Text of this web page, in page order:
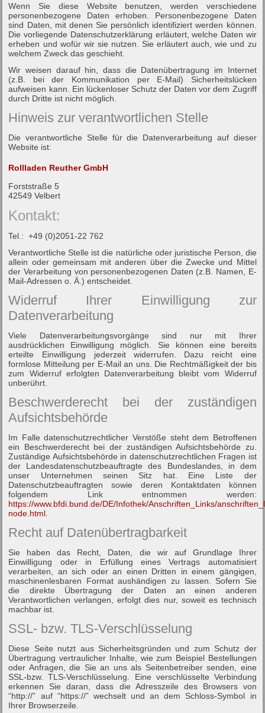
Wenn Sie diese Website benutzen, werden verschiedene
personenbezogene Daten erhoben. Personenbezogene Daten
sind Daten, mit denen Sie persönlich identifiziert werden können.
Die vorliegende Datenschutzerklärung erläutert, welche Daten wir
erheben und wofür wir sie nutzen. Sie erläutert auch, wie und zu
welchem Zweck das geschieht.
Wir weisen darauf hin, dass die Datenübertragung im Internet
(z.B. bei der Kommunikation per E-Mail) Sicherheitslücken
aufweisen kann. Ein lückenloser Schutz der Daten vor dem Zugriff
durch Dritte ist nicht möglich.
Hinweis zur verantwortlichen Stelle
Die verantwortliche Stelle für die Datenverarbeitung auf dieser
Website ist:
Rollladen Reuther GmbH
Forststraße 5
42549 Velbert
Kontakt:
Tel.: +49 (0)2051-22 762
Verantwortliche Stelle ist die natürliche oder juristische Person, die
allein oder gemeinsam mit anderen über die Zwecke und Mittel
der Verarbeitung von personenbezogenen Daten (z.B. Namen, E-
Mail-Adressen o. Ä.) entscheidet.
Widerruf Ihrer Einwilligung zur
Datenverarbeitung
Viele Datenverarbeitungsvorgänge sind nur mit Ihrer
ausdrücklichen Einwilligung möglich. Sie können eine bereits
erteilte Einwilligung jederzeit widerrufen. Dazu reicht eine
formlose Mitteilung per E-Mail an uns. Die Rechtmäßigkeit der bis
zum Widerruf erfolgten Datenverarbeitung bleibt vom Widerruf
unberührt.
Beschwerderecht bei der zuständigen
Aufsichtsbehörde
Im Falle datenschutzrechtlicher Verstöße steht dem Betroffenen
ein Beschwerderecht bei der zuständigen Aufsichtsbehörde zu.
Zuständige Aufsichtsbehörde in datenschutzrechtlichen Fragen ist
der Landesdatenschutzbeauftragte des Bundeslandes, in dem
unser Unternehmen seinen Sitz hat. Eine Liste der
Datenschutzbeauftragten sowie deren Kontaktdaten können
folgendem Link entnommen werden:
https://www.bfdi.bund.de/DE/Infothek/Anschriften_Links/
node.html
Recht auf Datenübertragbarkeit
Sie haben das Recht, Daten, die wir auf Grundlage Ihrer
Einwilligung oder in Erfüllung eines Vertrags automatisiert
verarbeiten, an sich oder an einen Dritten in einem gängigen,
maschinenlesbaren Format aushändigen zu lassen. Sofern Sie
die direkte Übertragung der Daten an einen anderen
Verantwortlichen verlangen, erfolgt dies nur, soweit es technisch
machbar ist.
SSL- bzw. TLS-Verschlüsselung
Diese Seite nutzt aus Sicherheitsgründen und zum Schutz der
Übertragung vertraulicher Inhalte, wie zum Beispiel Bestellungen
oder Anfragen, die Sie an uns als Seitenbetreiber senden, eine
SSL-bzw. TLS-Verschlüsselung. Eine verschlüsselte Verbindung
erkennen Sie daran, dass die Adresszeile des Browsers von
“http://” auf “https://” wechselt und an dem Schloss-Symbol in
Ihrer Browserzeile.